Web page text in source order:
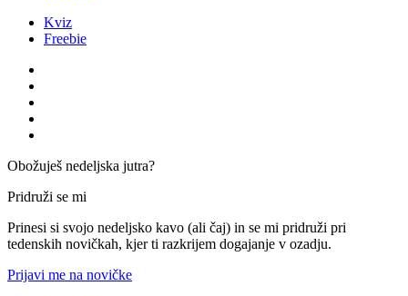
Kviz
Freebie
Obožuješ nedeljska jutra?
Pridruži se mi
Prinesi si svojo nedeljsko kavo (ali čaj) in se mi pridruži pri
tedenskih novičkah, kjer ti razkrijem dogajanje v ozadju.
Prijavi me na novičke